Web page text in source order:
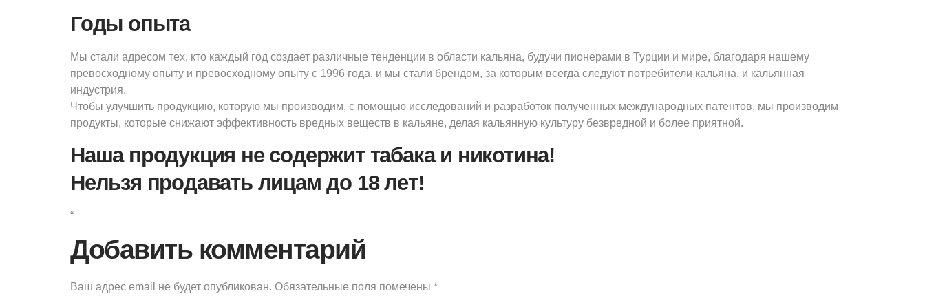
Годы опыта
Мы стали адресом тех, кто каждый год создает различные тенденции в области кальяна, будучи пионерами в Турции и мире, благодаря нашему
превосходному опыту и превосходному опыту с 1996 года, и мы стали брендом, за которым всегда следуют потребители кальяна. и кальянная
индустрия.
Чтобы улучшить продукцию, которую мы производим, с помощью исследований и разработок полученных международных патентов, мы производим
продукты, которые снижают эффективность вредных веществ в кальяне, делая кальянную культуру безвредной и более приятной.
Наша продукция не содержит табака и никотина!
Нельзя продавать лицам до 18 лет!
“
Добавить комментарий
Ваш адрес email не будет опубликован. Обязательные поля помечены *